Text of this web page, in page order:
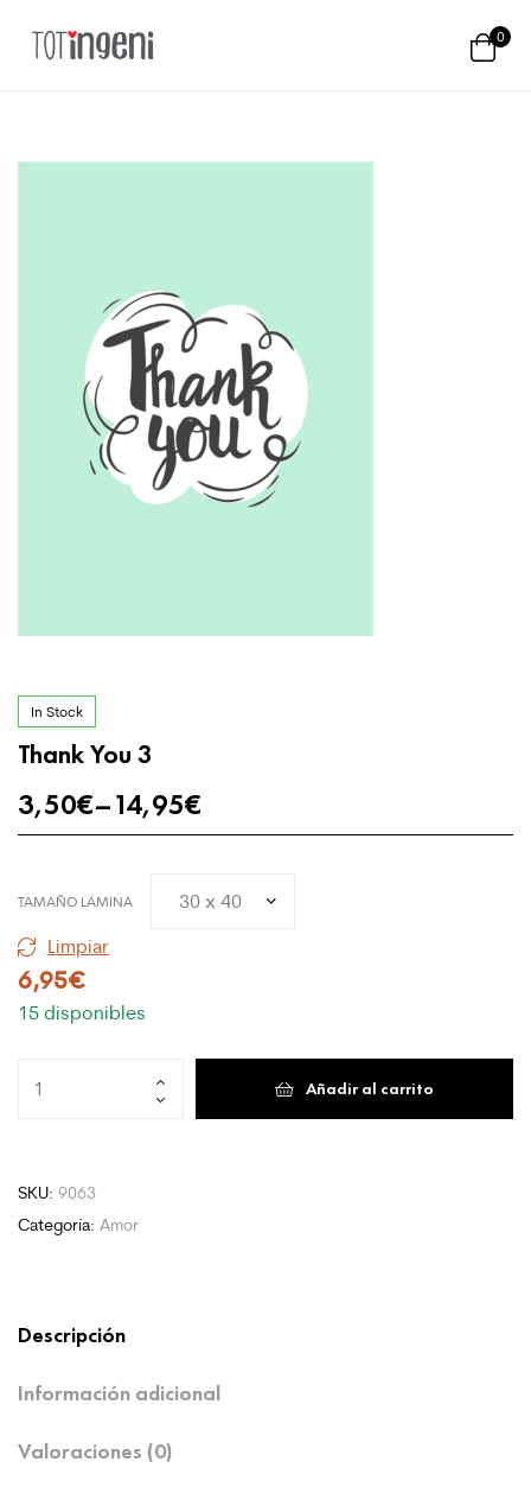
0
In Stock
Thank You 3
3,50€–14,95€
TAMAÑO LÁMINA
Limpiar
6,95€
15 disponibles
You
Añadir al carrito
SKU: 9063
Categoría: Amor
Descripción
Información adicional
Valoraciones (0)